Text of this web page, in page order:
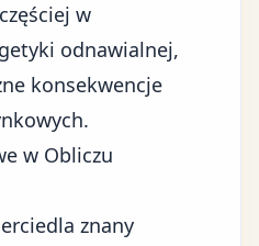
w
odnawialnej,
konsekwencje
w Obliczu
znany